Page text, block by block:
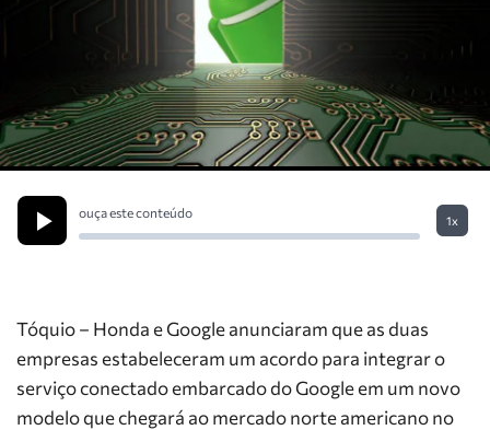
ouça este conteúdo
1x
Tóquio – Honda e Google anunciaram que as duas
empresas estabeleceram um acordo para integrar o
serviço conectado embarcado do Google em um novo
modelo que chegará ao mercado norte americano no